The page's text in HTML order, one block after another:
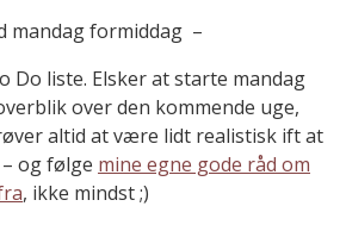
mandag formiddag –
Do liste. Elsker at starte mandag
over den kommende uge,
altid at være lidt realistisk ift at
og følge mine egne gode råd om
, ikke mindst ;)